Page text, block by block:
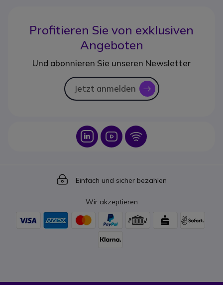
Profitieren Sie von exklusiven
Angeboten
Und abonnieren Sie unseren Newsletter
Jetzt anmelden icon
Icon Icon Icon
Icon
Einfach und sicher bezahlen
Wir akzeptieren